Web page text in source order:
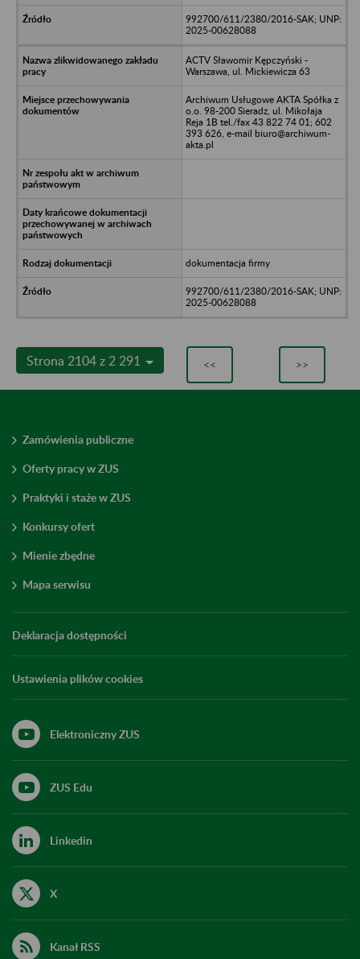
992700/611/2380/2016-SAK; UNP:
2025-00628088
ACTV Sławomir Kępczyński -
Warszawa, ul. Mickiewicza 63
Archiwum Usługowe AKTA Spółka z
o.o. 98-200 Sieradz, ul. Mikołaja
Reja 1B tel./fax 43 822 74 01; 602
393 626, e-mail biuro@archiwum-
akta.pl
dokumentacja firmy
992700/611/2380/2016-SAK; UNP:
2025-00628088
Strona 2104 z 2 291 << >>
Zamówienia publiczne
Oferty pracy w ZUS
Praktyki i staże w ZUS
Konkursy ofert
Mienie zbędne
Mapa serwisu
Deklaracja dostępności
Ustawienia plików cookies
Elektroniczny ZUS
ZUS Edu
Linkedin
X
Kanał RSS